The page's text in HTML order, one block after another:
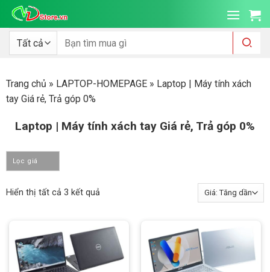
qua
dung
Tìm
kiếm:
Trang chủ » LAPTOP-HOMEPAGE» Laptop | Máy tính xách
tay Giá rẻ, Trả góp 0%
Laptop | Máy tính xách tay Giá rẻ, Trả góp 0%
Lọc giá
Hiển thị tất cả 3 kết quảĐã
theo
giá:
thấp